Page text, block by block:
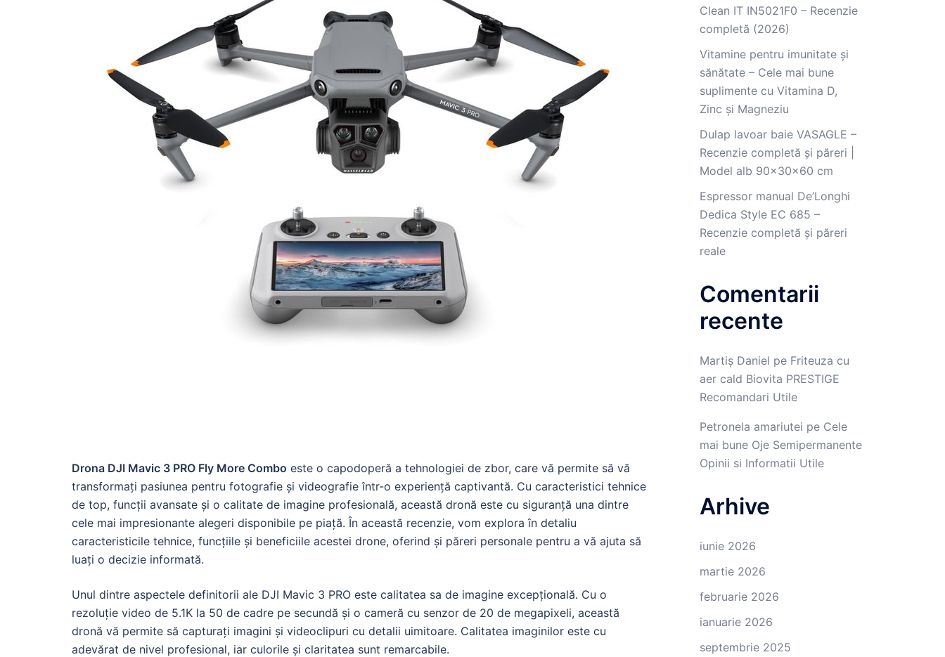
Drona DJI Mavic 3 PRO Fly More Combo este o capodoperă a tehnologiei de zbor, care vă permite să vă
transformați pasiunea pentru fotografie și videografie într-o experiență captivantă. Cu caracteristici tehnice
de top, funcții avansate și o calitate de imagine profesională, această dronă este cu siguranță una dintre
cele mai impresionante alegeri disponibile pe piață. În această recenzie, vom explora în detaliu
caracteristicile tehnice, funcțiile și beneficiile acestei drone, oferind și păreri personale pentru a vă ajuta să
luați o decizie informată.
Unul dintre aspectele definitorii ale DJI Mavic 3 PRO este calitatea sa de imagine excepțională. Cu o
rezoluție video de 5.1K la 50 de cadre pe secundă și o cameră cu senzor de 20 de megapixeli, această
dronă vă permite să capturați imagini și videoclipuri cu detalii uimitoare. Calitatea imaginilor este cu
adevărat de nivel profesional, iar culorile și claritatea sunt remarcabile.
Clean IT IN5021F0 – Recenzie
completă (2026)
Vitamine pentru imunitate și
sănătate – Cele mai bune
suplimente cu Vitamina D,
Zinc și Magneziu
Dulap lavoar baie VASAGLE –
Recenzie completă și păreri |
Model alb 90x30x60 cm
Espressor manual De’Longhi
Dedica Style EC 685 –
Recenzie completă și păreri
reale
Comentarii
recente
Martiș Daniel pe Friteuza cu
aer cald Biovita PRESTIGE
Recomandari Utile
Petronela amariutei pe Cele
mai bune Oje Semipermanente
Opinii si Informatii Utile
Arhive
iunie 2026
martie 2026
februarie 2026
ianuarie 2026
septembrie 2025